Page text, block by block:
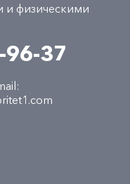
и физическими
96-37